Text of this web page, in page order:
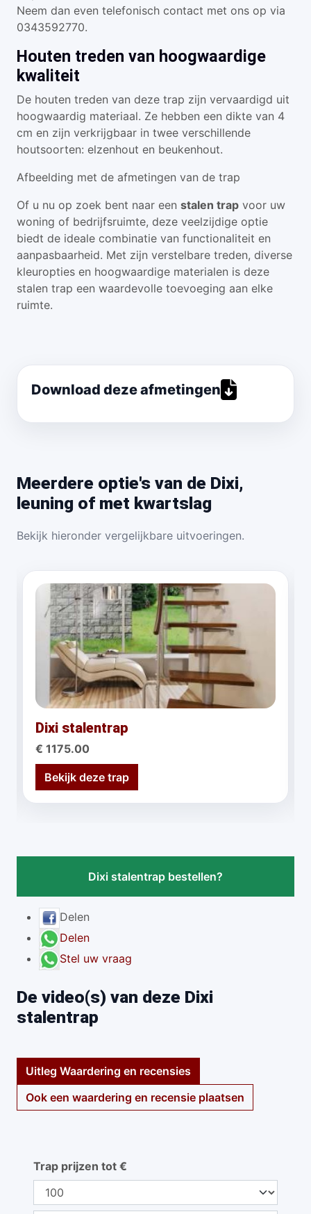
Neem dan even telefonisch contact met ons op via
0343592770.
Houten treden van hoogwaardige
kwaliteit
De houten treden van deze trap zijn vervaardigd uit
hoogwaardig materiaal. Ze hebben een dikte van 4
cm en zijn verkrijgbaar in twee verschillende
houtsoorten: elzenhout en beukenhout.
Afbeelding met de afmetingen van de trap
Of u nu op zoek bent naar een stalen trap voor uw
woning of bedrijfsruimte, deze veelzijdige optie
biedt de ideale combinatie van functionaliteit en
aanpasbaarheid. Met zijn verstelbare treden, diverse
kleuropties en hoogwaardige materialen is deze
stalen trap een waardevolle toevoeging aan elke
ruimte.
Download deze afmetingen
Meerdere optie's van de Dixi,
leuning of met kwartslag
Bekijk hieronder vergelijkbare uitvoeringen.
Dixi stalentrap
€ 1175.00
Bekijk deze trap
Dixi stalentrap bestellen?
Delen
Delen
Stel uw vraag
De video(s) van deze Dixi
stalentrap
Uitleg Waardering en recensies
Ook een waardering en recensie plaatsen
Trap prijzen tot €